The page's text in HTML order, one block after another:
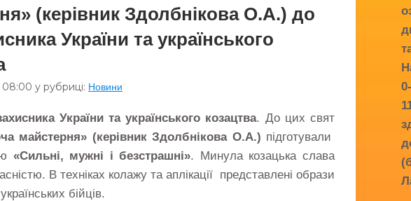
(керівник Здолбнікова О.А.) до
України та українського
08:00 у рубриці: Новини
України та українського козацтва. До цих свят
майстерня» (керівник Здолбнікова О.А.) підготували
«Сильні, мужні і безстрашні». Минула козацька слава
В техніках колажу та аплікації представлені образи
бійців.